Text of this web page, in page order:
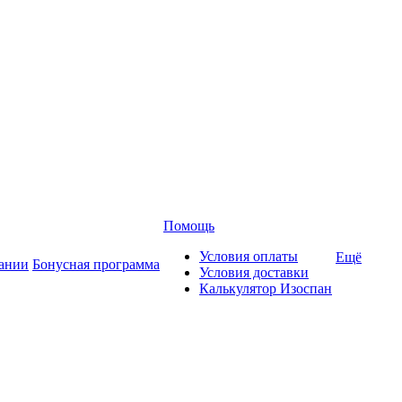
Бонусная программа
Помощь
Условия оплаты
Условия доставки
Калькулятор Изоспан
Ещё